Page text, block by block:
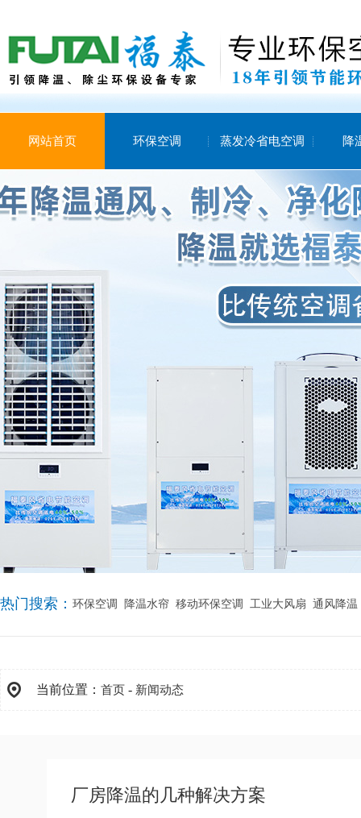
网站首页 环保空调 蒸发冷省电空调 降
热门搜索： 环保空调 降温水帘 移动环保空调 工业大风扇 通风降温
当前位置： 首页 - 新闻动态
厂房降温的几种解决方案